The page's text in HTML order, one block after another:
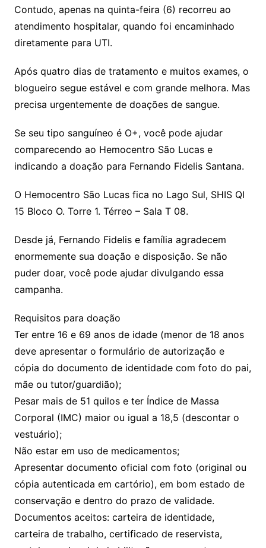
Contudo, apenas na quinta-feira (6) recorreu ao
atendimento hospitalar, quando foi encaminhado
diretamente para UTI.
Após quatro dias de tratamento e muitos exames, o
blogueiro segue estável e com grande melhora. Mas
precisa urgentemente de doações de sangue.
Se seu tipo sanguíneo é O+, você pode ajudar
comparecendo ao Hemocentro São Lucas e
indicando a doação para Fernando Fidelis Santana.
O Hemocentro São Lucas fica no Lago Sul, SHIS QI
15 Bloco O. Torre 1. Térreo – Sala T 08.
Desde já, Fernando Fidelis e família agradecem
enormemente sua doação e disposição. Se não
puder doar, você pode ajudar divulgando essa
campanha.
Requisitos para doação
Ter entre 16 e 69 anos de idade (menor de 18 anos
deve apresentar o formulário de autorização e
cópia do documento de identidade com foto do pai,
mãe ou tutor/guardião);
Pesar mais de 51 quilos e ter Índice de Massa
Corporal (IMC) maior ou igual a 18,5 (descontar o
vestuário);
Não estar em uso de medicamentos;
Apresentar documento oficial com foto (original ou
cópia autenticada em cartório), em bom estado de
conservação e dentro do prazo de validade.
Documentos aceitos: carteira de identidade,
carteira de trabalho, certificado de reservista,